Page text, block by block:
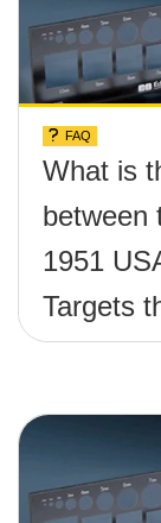
FAQ
What is
between
1951
Targets